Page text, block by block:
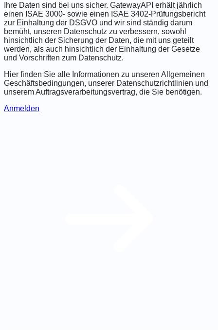
Ihre Daten sind bei uns sicher. GatewayAPI erhält jährlich
einen ISAE 3000- sowie einen ISAE 3402-Prüfungsbericht
zur Einhaltung der DSGVO und wir sind ständig darum
bemüht, unseren Datenschutz zu verbessern, sowohl
hinsichtlich der Sicherung der Daten, die mit uns geteilt
werden, als auch hinsichtlich der Einhaltung der Gesetze
und Vorschriften zum Datenschutz.
Hier finden Sie alle Informationen zu unseren Allgemeinen
Geschäftsbedingungen, unserer Datenschutzrichtlinien und
unserem Auftragsverarbeitungsvertrag, die Sie benötigen.
Anmelden